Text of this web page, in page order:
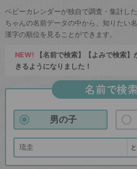
ベビーカレンダーが独自で調査・集計し
ちゃんの名前データの中から、知りたい
漢字の順位を見ることができます。
NEW! 【名前で検索】【よみで検索
きるようになりました！
名前で検索
男の子